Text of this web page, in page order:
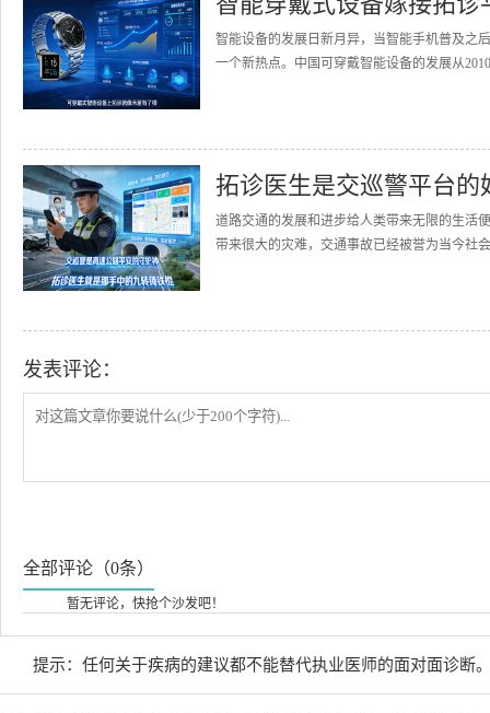
智能设备的发展日新月异，当智能手机普及之
一个新热点。中国可穿戴智能设备的发展从
拓诊医生是交巡警平台的
道路交通的发展和进步给人类带来无限的生活
带来很大的灾难，交通事故已经被誉为当今社
发表评论：
全部评论（0条）
暂无评论，快抢个沙发吧！
提示：任何关于疾病的建议都不能替代执业医师的面对面诊断